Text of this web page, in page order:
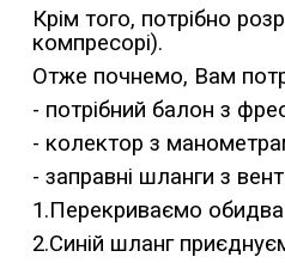
Крім того, потрібно
компресорі).
Отже почнемо, Вам
- потрібний балон з
- колектор з
- заправні шланги з
1.Перекриваємо
2.Синій шланг